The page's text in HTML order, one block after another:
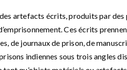
artefacts écrits, produits par des
Ces écrits
de journaux de prison, de
indiennes sous trois angles